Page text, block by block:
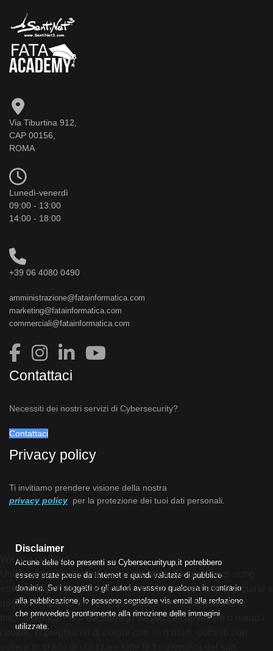
Via Tiburtina 912,
CAP 00156,
ROMA
Lunedì-venerdì
09:00 - 13:00
14:00 - 18:00
+39 06 4080 0490
amministrazione@fatainformatica.com
marketing@fatainformatica.com
commerciali@fatainformatica.com
Contattaci
Necessiti dei nostri servizi di Cybersecurity?
Contattaci
Privacy policy
Ti invitiamo prendere visione della nostra
privacy policy per la protezione dei tuoi dati personali.
Disclaimer
Alcune delle foto presenti su Cybersecurityup.it potrebbero
essere state prese da Internet e quindi valutate di pubblico
dominio. Se i soggetti o gli autori avessero qualcosa in contrario
alla pubblicazione, lo possono segnalare via email alla redazione
che provvederà prontamente alla rimozione delle immagini
utilizzate.
We use cookies
Utilizziamo i cookie sul nostro sito Web. Alcuni di essi sono
essenziali per il funzionamento del sito, mentre altri ci aiutano a
migliorare questo sito e l'esperienza dell'utente (cookie di
tracciamento). Puoi decidere tu stesso se consentire o meno i
cookie. Ti preghiamo di notare che se li rifiuti, potresti non